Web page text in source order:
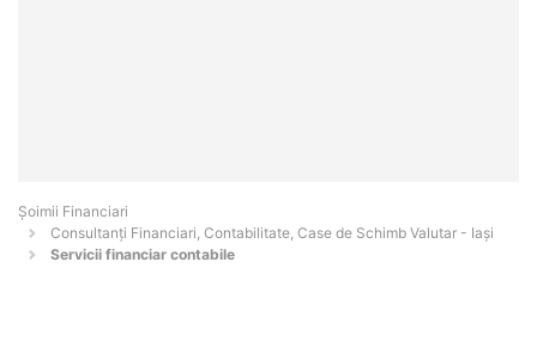
Șoimii Financiari
Consultanți Financiari, Contabilitate, Case de Schimb Valutar - Iaşi
Servicii financiar contabile